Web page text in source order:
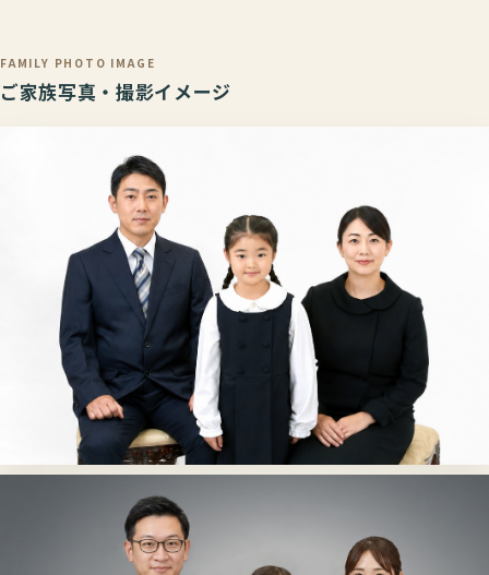
FAMILY PHOTO IMAGE
ご家族写真・撮影イメージ